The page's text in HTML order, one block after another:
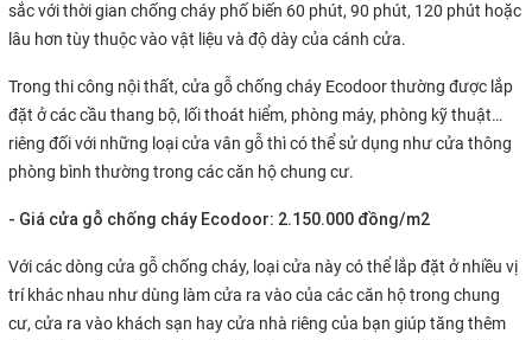
sắc với thời gian chống cháy phố biến 60 phút, 90 phút, 120 phút hoặc
lâu hơn tùy thuộc vào vật liệu và độ dày của cánh cửa.
Trong thi công nội thất, cửa gỗ chống cháy Ecodoor thường được lắp
đặt ở các cầu thang bộ, lối thoát hiểm, phòng máy, phòng kỹ thuật…
riêng đối với những loại cửa vân gỗ thì có thể sử dụng như cửa thông
phòng bình thường trong các căn hộ chung cư.
- Giá cửa gỗ chống cháy Ecodoor: 2.150.000 đồng/m2
Với các dòng cửa gỗ chống cháy, loại cửa này có thể lắp đặt ở nhiều vị
trí khác nhau như dùng làm cửa ra vào của các căn hộ trong chung
cư, cửa ra vào khách sạn hay cửa nhà riêng của bạn giúp tăng thêm